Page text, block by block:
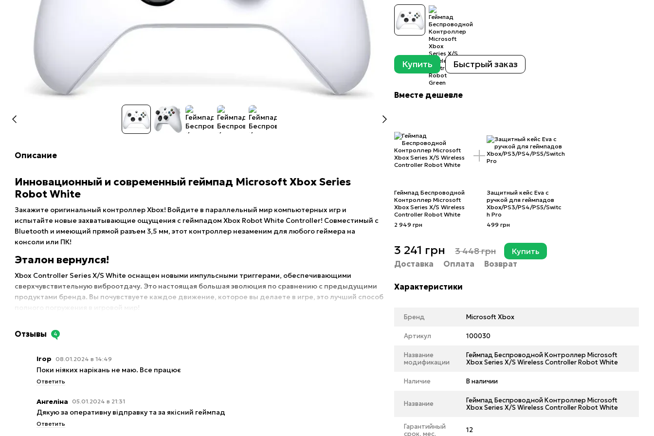
Описание
Инновационный и современный геймпад Microsoft Xbox Series
Robot White
Закажите оригинальный контроллер Xbox! Войдите в параллельный мир компьютерных игр и
испытайте новые захватывающие ощущения с геймпадом Xbox Robot White Controller! Совместимый с
Bluetooth и имеющий прямой разъем 3,5 мм, этот контроллер незаменим для любого геймера на
консоли или ПК!
Эталон вернулся!
Xbox Controller Series X/S White оснащен новыми импульсными триггерами, обеспечивающими
сверхчувствительную виброотдачу. Это настоящая большая эволюция по сравнению с предыдущими
продуктами бренда. Вы почувствуете каждое движение, которое вы делаете в игре, это лучший способ
полного погружения в игровой мир!
дополнительными функциями:
долгое нажатие — видеозахват.
взаимодействия другими геймерами, поделитесь достижениями в игре!
Совершенный дизайн и исключительные ощущения
Геймпад Xbox Robot White претерпел некоторые модификации по сравнению со своим старшим братом
Отзывы 4
Ігор 08.01.2024 в 14:49
Поки ніяких нарікань не маю. Все працює
Ответить
Ангеліна 05.01.2024 в 21:31
Дякую за оперативну відправку та за якісний геймпад
Ответить
Купить Быстрый заказ
Вместе дешевле
Геймпад Беспроводной
Контроллер Microsoft
Xbox Series X/S Wireless
Controller Robot White
2 949 грн
Защитный кейс Eva с
ручкой для геймпадов
Xbox/PS3/PS4/PS5/Switc
h Pro
499 грн
3 241 грн 3 448 грн
Купить
Доставка
Оплата Возврат
Характеристики
Бренд Microsoft Xbox
Артикул 100030
Название
модификации
Геймпад Беспроводной Контроллер Microsoft
Xbox Series X/S Wireless Controller Robot White
Наличие В наличии
Название
Геймпад Беспроводной Контроллер Microsoft
Xbox Series X/S Wireless Controller Robot White
Гарантийный
срок, мес.
12